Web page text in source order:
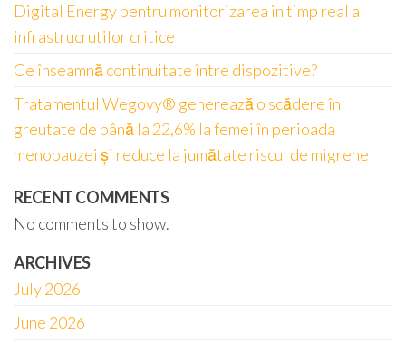
Digital Energy pentru monitorizarea in timp real a
infrastrucrutilor critice
Ce înseamnă continuitate între dispozitive?
Tratamentul Wegovy® generează o scădere în
greutate de până la 22,6% la femei în perioada
menopauzei și reduce la jumătate riscul de migrene
RECENT COMMENTS
No comments to show.
ARCHIVES
July 2026
June 2026